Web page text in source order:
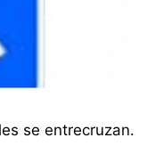
se entrecruzan.